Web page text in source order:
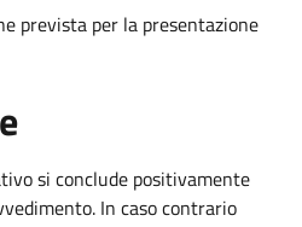
prevista per la presentazione
si conclude positivamente
In caso contrario